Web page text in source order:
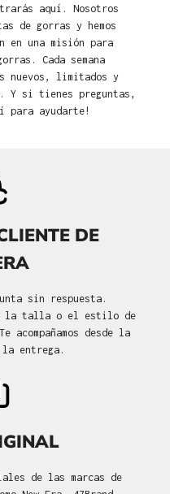
aquí. Nosotros
de gorras y hemos
en una misión para
Cada semana
nuevos, limitados y
Y si tienes preguntas,
para ayudarte!
DE
sin respuesta.
la talla o el estilo de
acompañamos desde la
entrega.
de las marcas de